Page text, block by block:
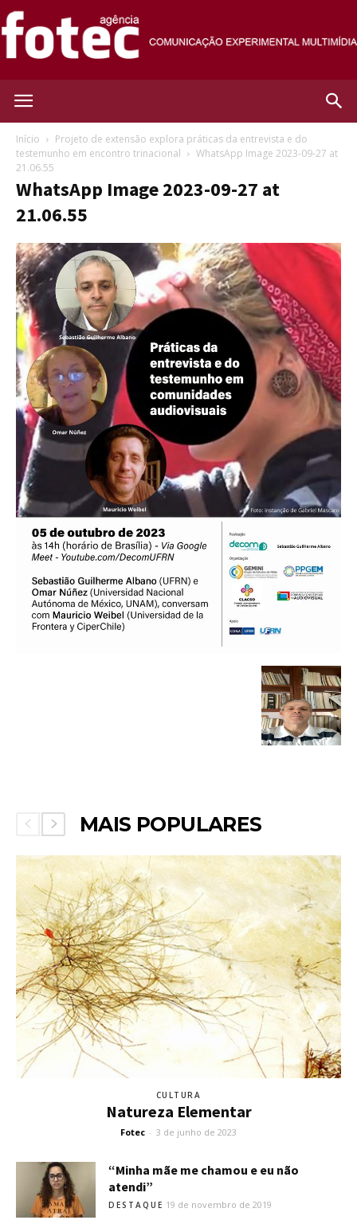
Fotec
Início
Projeto de extensão explora práticas da entrevista e do
testemunho em encontro trinacional
WhatsApp Image 2023-09-27 at
21.06.55
WhatsApp Image 2023-09-27 at
21.06.55
MAIS POPULARES
CULTURA
Natureza Elementar
Fotec - 3 de junho de 2023
“Minha mãe me chamou e eu não
atendi”
DESTAQUE 19 de novembro de 2019